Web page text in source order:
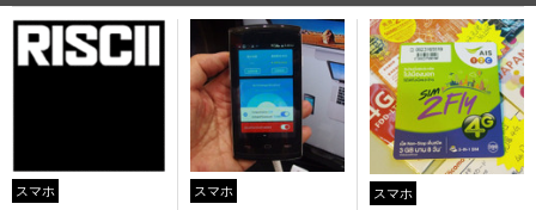
スマホ スマホ スマホ